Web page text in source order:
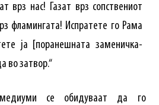
врз нас! Газат врз сопствениот
фламингата! Испратете го Рама
ја [поранешната заменичка-
во затвор.“
се обидуваат да го